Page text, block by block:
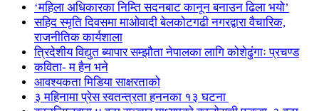
‘महिला अधिकारका निम्ति सदनबाट कानून बनाउन ढिला भयो’
सहिद स्मृति दिवसमा माओवादी बेलकोटगढी नगरद्वारा वैचारिक,
राजनीतिक कार्यशाला
त्रिदेशीय विद्युत ब्यापार सम्झौता नेपालका लागि कोशेढुंगाः प्रचण्ड
कविता- म हैन भने
आवश्यकता मिडिया साक्षरताको
३ महिनामा प्रेस स्वतन्त्रता हननका १३ घटना